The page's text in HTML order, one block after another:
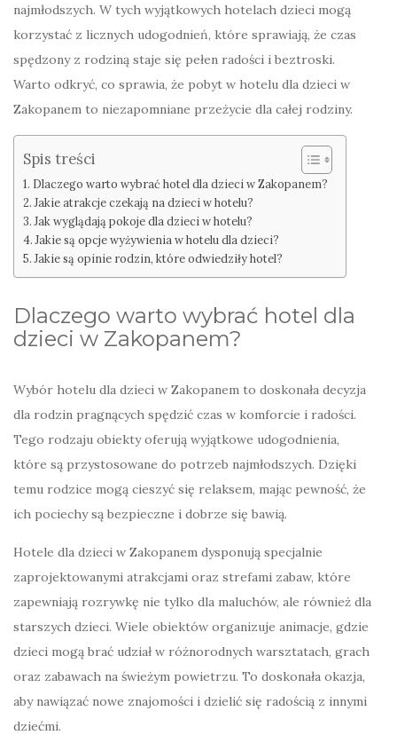
najmłodszych. W tych wyjątkowych hotelach dzieci mogą
korzystać z licznych udogodnień, które sprawiają, że czas
spędzony z rodziną staje się pełen radości i beztroski.
Warto odkryć, co sprawia, że pobyt w hotelu dla dzieci w
Zakopanem to niezapomniane przeżycie dla całej rodziny.
Spis treści
Dlaczego warto wybrać hotel dla dzieci w Zakopanem?
Jakie atrakcje czekają na dzieci w hotelu?
Jak wyglądają pokoje dla dzieci w hotelu?
Jakie są opcje wyżywienia w hotelu dla dzieci?
Jakie są opinie rodzin, które odwiedziły hotel?
Dlaczego warto wybrać hotel dla
dzieci w Zakopanem?
Wybór hotelu dla dzieci w Zakopanem to doskonała decyzja
dla rodzin pragnących spędzić czas w komforcie i radości.
Tego rodzaju obiekty oferują wyjątkowe udogodnienia,
które są przystosowane do potrzeb najmłodszych. Dzięki
temu rodzice mogą cieszyć się relaksem, mając pewność, że
ich pociechy są bezpieczne i dobrze się bawią.
Hotele dla dzieci w Zakopanem dysponują specjalnie
zaprojektowanymi atrakcjami oraz strefami zabaw, które
zapewniają rozrywkę nie tylko dla maluchów, ale również dla
starszych dzieci. Wiele obiektów organizuje animacje, gdzie
dzieci mogą brać udział w różnorodnych warsztatach, grach
oraz zabawach na świeżym powietrzu. To doskonała okazja,
aby nawiązać nowe znajomości i dzielić się radością z innymi
dziećmi.